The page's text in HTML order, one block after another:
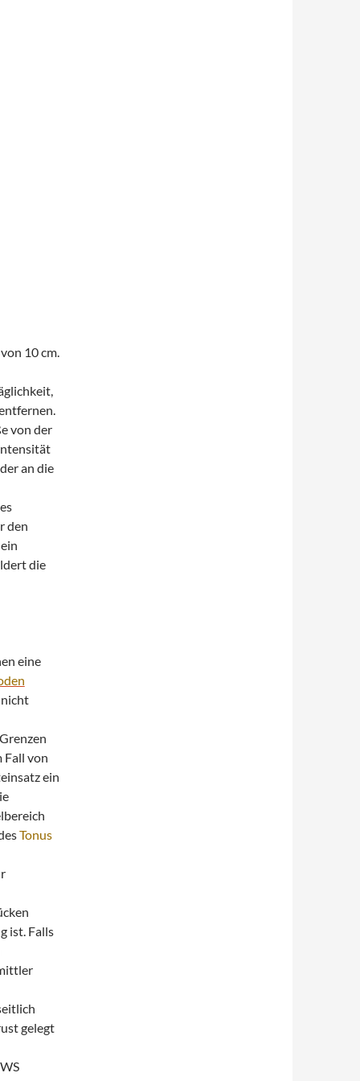
10 cm.
von der
an die
den
die
eine
Fall von
ein
Tonus
ist. Falls
gelegt